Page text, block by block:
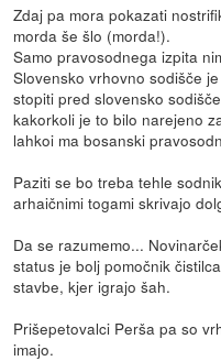
Zdaj pa mora pokazati
morda še šlo (morda!).
Samo pravosodnega izpita
Slovensko vrhovno sodišče
stopiti pred slovensko
kakorkoli je to bilo narejeno
lahkoi ma bosanski
Paziti se bo treba tehle
arhaičnimi togami skrivajo
Da se razumemo...
status je bolj pomočnik
stavbe, kjer igrajo šah.
Prišepetovalci Perša pa so
imajo.